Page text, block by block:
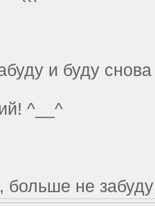
и буду
^__^
больше не